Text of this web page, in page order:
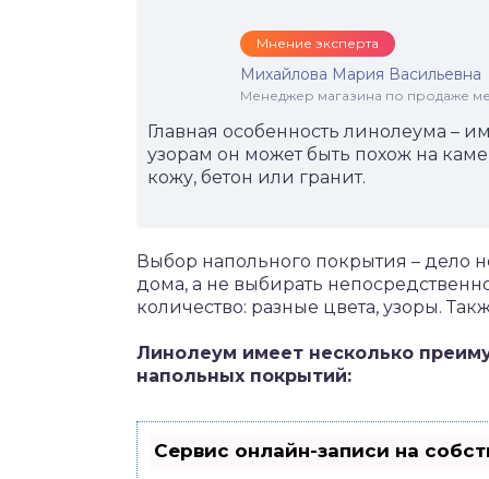
Мнение эксперта
Михайлова Мария Васильевна
Менеджер магазина по продаже
Главная особенность линолеума –
узорам он может быть похож на
кожу, бетон или гранит.
Выбор напольного покрытия – дело
дома, а не выбирать
количество: разные цвета, узоры.
Линолеум имеет несколько
напольных покрытий:
Сервис онлайн-записи на